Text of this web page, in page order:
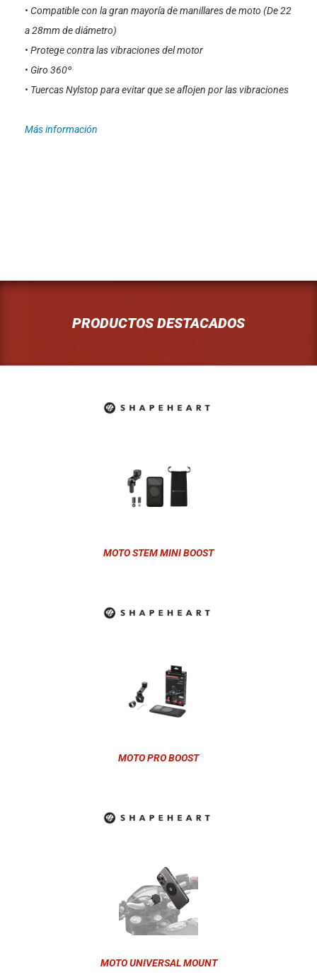
• Compatible con la gran mayoría de manillares de moto (De 22
a 28mm de diámetro)
• Protege contra las vibraciones del motor
• Giro 360º
• Tuercas Nylstop para evitar que se aflojen por las vibraciones
Más información
PRODUCTOS DESTACADOS
MOTO STEM MINI BOOST
MOTO PRO BOOST
MOTO UNIVERSAL MOUNT